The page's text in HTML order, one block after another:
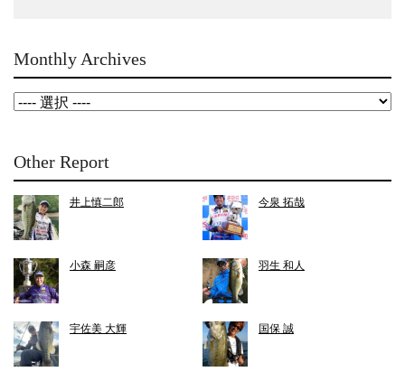
Monthly Archives
Other Report
井上慎二郎 今泉 拓哉
小森 嗣彦 羽生 和人
宇佐美 大輝 国保 誠